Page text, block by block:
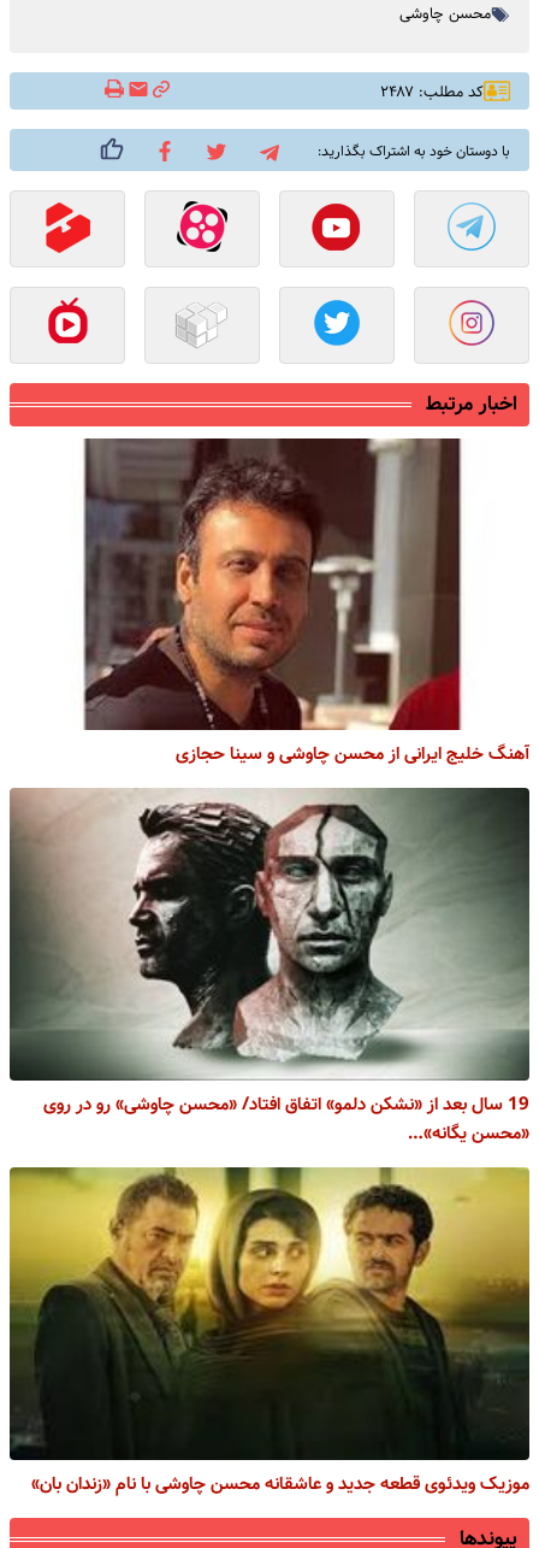
محسن چاوشی
کد مطلب: ۲۴۸۷
با دوستان خود به اشتراک بگذارید:
اخبار مرتبط
آهنگ خلیج ایرانی از محسن چاوشی و سینا حجازی
19 سال بعد از «نشکن دلمو» اتفاق افتاد/ «محسن چاوشی» رو در روی
«محسن یگانه»…
موزیک ویدئوی قطعه جدید و عاشقانه محسن چاوشی با نام «زندان بان»
پیوندها